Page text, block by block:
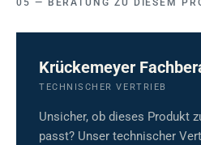
BERATUNG ZU DIESEM
Krückemeyer
TECHNISCHER VERTRIEB
Unsicher, ob dieses Produkt
passt? Unser technischer